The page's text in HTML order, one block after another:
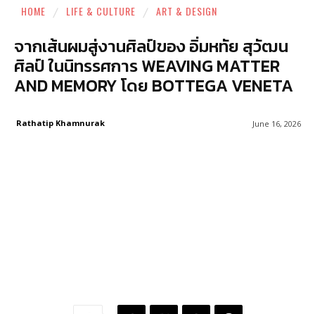
HOME LIFE & CULTURE ART & DESIGN
จากเส้นผมสู่งานศิลป์ของ อิ่มหทัย สุวัฒน
ศิลป์ ในนิทรรศการ WEAVING MATTER
AND MEMORY โดย BOTTEGA VENETA
June 16, 2026
Rathatip Khamnurak